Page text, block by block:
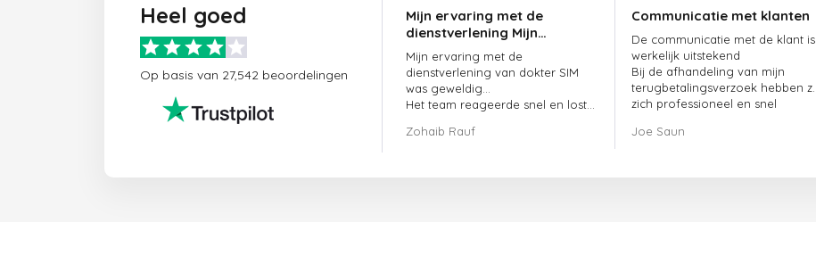
Heel goed
Op basis van 27,542 beoordelingen
Mijn ervaring met de
dienstverlening Mijn
ervaring met de
dienstverlening van
doctorSIM was geweldig.
Mijn ervaring met de
dienstverlening van dokter SIM
was geweldig...
Het team reageerde snel en loste
meteen op.
Zohaib Rauf
Communicatie met klanten
De communicatie met de klant is
werkelijk uitstekend
Bij de afhandeling van mijn
terugbetalingsverzoek hebben ze
zich professioneel en snel
opgelost
Joe Saun